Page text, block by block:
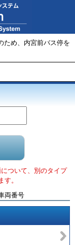
ため、内宮前バス停を
ついて、別のタイプ
。
両番号